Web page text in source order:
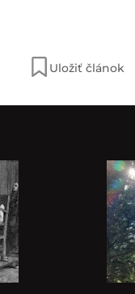
Uložiť článok